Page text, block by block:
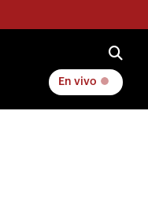
En vivo